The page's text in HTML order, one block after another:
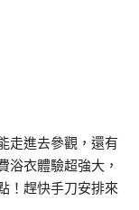
走進去參觀，還有
浴衣體驗超強大，
！趕快手刀安排來